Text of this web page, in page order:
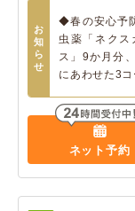
お
知
ら
せ
◆春の安心予
虫薬「ネクス
ス」9か月分
にあわせた3
ネット予約